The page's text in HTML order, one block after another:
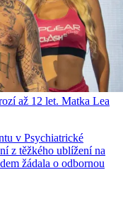
až 12 let. Matka Lea
v Psychiatrické
z těžkého ublížení na
žádala o odbornou